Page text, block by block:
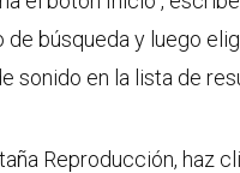
de búsqueda y luego
sonido en la lista de
Reproducción, haz